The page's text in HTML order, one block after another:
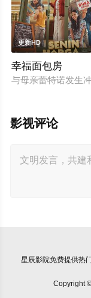
更新HD
幸福面包房
与母亲蕾特诺发生
影视评论
星辰影院免费提供热
Copyright